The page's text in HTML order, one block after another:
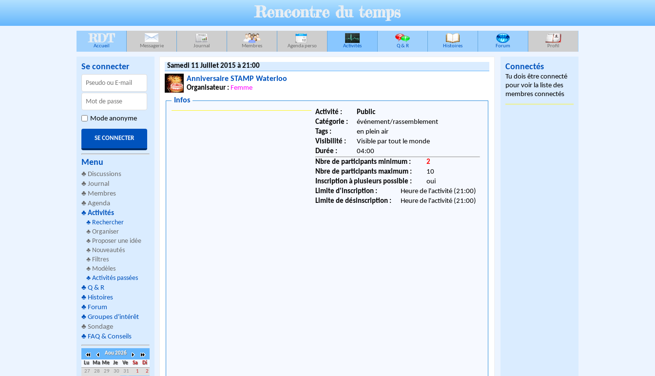
Rencontre du temps
RDT
Accueil Messagerie Journal Membres Agenda perso Activités Q & R Histoires Forum Profil
Se connecter
Mode anonyme
Menu
♣ Discussions
♣ Journal
♣ Membres
♣ Agenda
♣ Activités
♣ Rechercher
♣ Organiser
♣ Proposer une idée
♣ Nouveautés
♣ Filtres
♣ Modèles
♣ Activités passées
♣ Q & R
♣ Histoires
♣ Forum
♣ Groupes d'intérêt
♣ Sondage
♣ FAQ & Conseils
Aou 2026
Lu
Ma Me Je Ve Sa
Di
27
28 29 30 31 1
2
Samedi 11 Juillet 2015 à 21:00
Anniversaire STAMP Waterloo
Organisateur : Femme
Infos
Activité :
Public
Catégorie :
événement/rassemblement
Tags :
en plein air
Visibilité :
Visible par tout le monde
Durée :
04:00
Nbre de participants minimum :
2
Nbre de participants maximum :
10
Inscription à plusieurs possible :
oui
Limite d'inscription :
Heure de l'activité (21:00)
Limite de désinscription :
Heure de l'activité (21:00)
Connectés
Tu dois être connecté
pour voir la liste des
membres connectés